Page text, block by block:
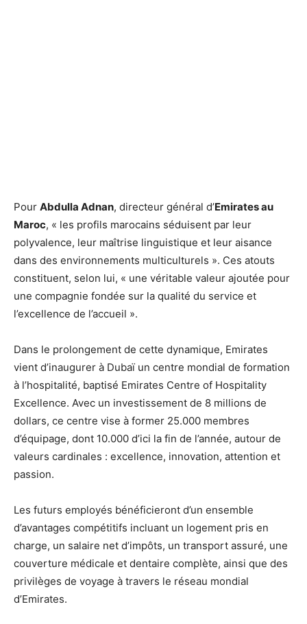
Pour Abdulla Adnan, directeur général d’Emirates au
Maroc, « les profils marocains séduisent par leur
polyvalence, leur maîtrise linguistique et leur aisance
dans des environnements multiculturels ». Ces atouts
constituent, selon lui, « une véritable valeur ajoutée pour
une compagnie fondée sur la qualité du service et
l’excellence de l’accueil ».
Dans le prolongement de cette dynamique, Emirates
vient d’inaugurer à Dubaï un centre mondial de formation
à l’hospitalité, baptisé Emirates Centre of Hospitality
Excellence. Avec un investissement de 8 millions de
dollars, ce centre vise à former 25.000 membres
d’équipage, dont 10.000 d’ici la fin de l’année, autour de
valeurs cardinales : excellence, innovation, attention et
passion.
Les futurs employés bénéficieront d’un ensemble
d’avantages compétitifs incluant un logement pris en
charge, un salaire net d’impôts, un transport assuré, une
couverture médicale et dentaire complète, ainsi que des
privilèges de voyage à travers le réseau mondial
d’Emirates.